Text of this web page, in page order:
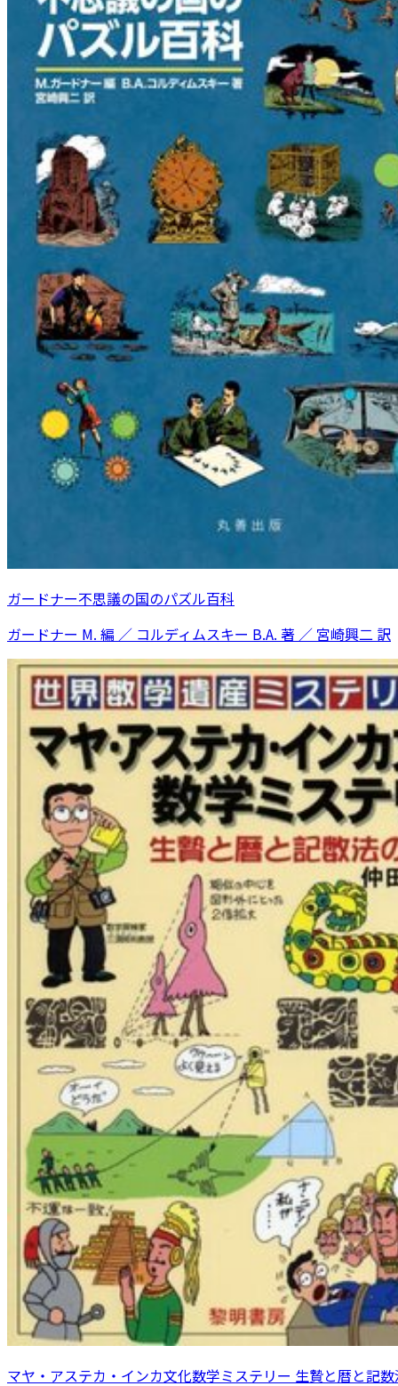
ガードナー不思議の国のパズル百科
ガードナー M. 編 ／ コルディムスキー B.A. 著 ／ 宮崎興二 訳
マヤ・アステカ・インカ文化数学ミステリー 生贄と暦と記